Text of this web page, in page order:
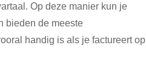
Op deze manier kun je
bieden de meeste
handig is als je factureert op